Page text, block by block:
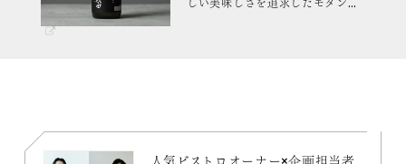
しい美味しさを追求したモダンで